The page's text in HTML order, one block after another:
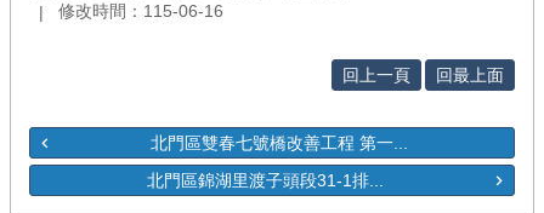
修改時間：115-06-16
回上一頁 回最上面
北門區雙春七號橋改善工程 第一...
北門區錦湖里渡子頭段31-1排...